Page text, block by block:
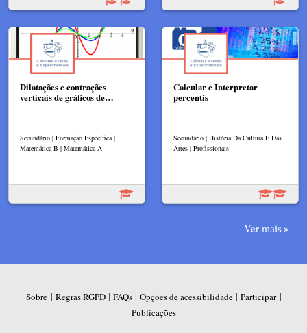
Dilatações e contrações
verticais de gráficos de…
Secundário | Formação Específica |
Matemática B | Matemática A
Calcular e Interpretar
percentis
Secundário | História Da Cultura E Das
Artes | Profissionais
Ver mais
Sobre | Regras RGPD| FAQs| Opções de acessibilidade| Participar|
Publicações